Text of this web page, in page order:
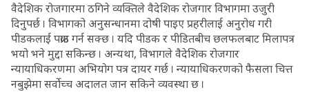
वैदेशिक रोजगारमा ठगिने व्यक्तिले वैदेशिक रोजगार विभागमा उजुरी
दिनुपर्छ । विभागको अनुसन्धानमा दोषी पाइए प्रहरीलाई अनुरोध गरी
पीडकलाई पक्राउ गर्न सक्छ । यदि पीडक र पीडितबीच छलफलबाट मिलापत्र
भयो भने मुद्दा सकिन्छ । अन्यथा, विभागले वैदेशिक रोजगार
न्यायाधिकरणमा अभियोग पत्र दायर गर्छ । न्यायाधिकरणको फैसला चित्त
नबुझेमा सर्वोच्च अदालत जान सकिने व्यवस्था छ ।